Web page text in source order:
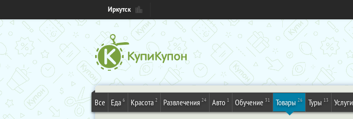
Иркутск
Все Еда 6 Красота 2 Развлечения 24 Авто 1 Обучение 31 Товары 26 Туры 13 Услуги